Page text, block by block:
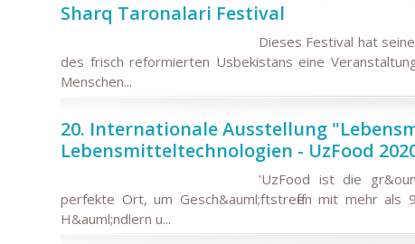
Sharq Taronalari Festival
Dieses Festival hat
des frisch reformierten Usbekistans eine
Menschen...
20. Internationale Ausstellung
Lebensmitteltechnologien - UzFood
'UzFood ist die
perfekte Ort, um Gesch&auml;ftstreffen mit mehr als
H&auml;ndlern u...